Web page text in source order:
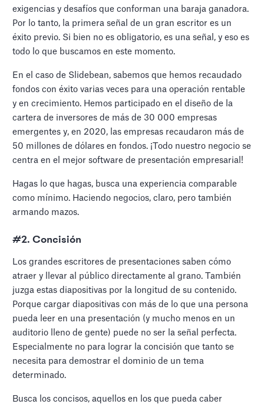
exigencias y desafíos que conforman una baraja ganadora.
Por lo tanto, la primera señal de un gran escritor es un
éxito previo. Si bien no es obligatorio, es una señal, y eso es
todo lo que buscamos en este momento.
En el caso de Slidebean, sabemos que hemos recaudado
fondos con éxito varias veces para una operación rentable
y en crecimiento. Hemos participado en el diseño de la
cartera de inversores de más de 30 000 empresas
emergentes y, en 2020, las empresas recaudaron más de
50 millones de dólares en fondos. ¡Todo nuestro negocio se
centra en el mejor software de presentación empresarial!
Hagas lo que hagas, busca una experiencia comparable
como mínimo. Haciendo negocios, claro, pero también
armando mazos.
#2. Concisión
Los grandes escritores de presentaciones saben cómo
atraer y llevar al público directamente al grano. También
juzga estas diapositivas por la longitud de su contenido.
Porque cargar diapositivas con más de lo que una persona
pueda leer en una presentación (y mucho menos en un
auditorio lleno de gente) puede no ser la señal perfecta.
Especialmente no para lograr la concisión que tanto se
necesita para demostrar el dominio de un tema
determinado.
Busca los concisos, aquellos en los que pueda caber